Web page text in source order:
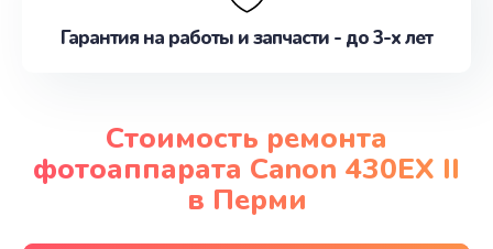
Гарантия на работы и запчасти - до 3-х лет
Стоимость ремонта
фотоаппарата Canon 430EX II
в Перми